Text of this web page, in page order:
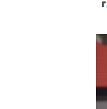
『